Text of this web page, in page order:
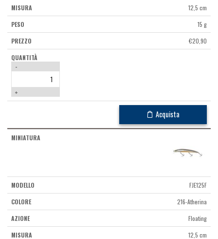
12,5 cm
15 g
€20,90
-
+
Acquista
FJE125F
216-Atherina
Floating
12,5 cm